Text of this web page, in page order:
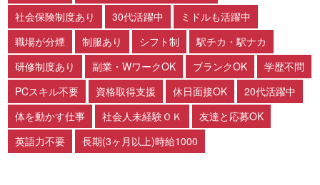
社会保険制度あり
30代活躍中
ミドルも活躍中
職場が分煙
制服あり シフト制
駅チカ・駅ナカ
研修制度あり
副業・WワークOK ブランクOK
学歴不問
PCスキル不要
資格取得支援 休日面接OK
20代活躍中
体を動かす仕事
社会人未経験ＯＫ
友達と応募OK
英語力不要
長期(3ヶ月以上)時給1000